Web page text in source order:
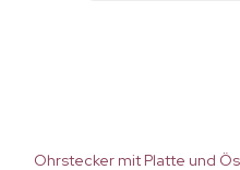
Ohrstecker mit Platte und